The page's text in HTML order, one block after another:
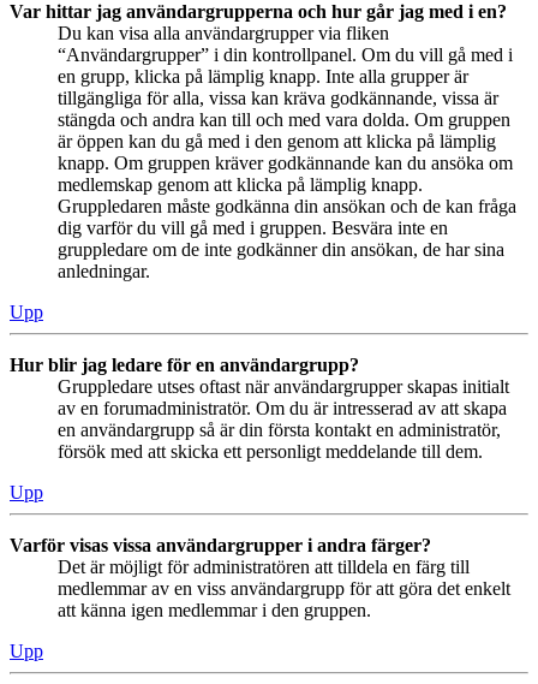
Var hittar jag användargrupperna och hur går jag med i en?
Du kan visa alla användargrupper via fliken
“Användargrupper” i din kontrollpanel. Om du vill gå med i
en grupp, klicka på lämplig knapp. Inte alla grupper är
tillgängliga för alla, vissa kan kräva godkännande, vissa är
stängda och andra kan till och med vara dolda. Om gruppen
är öppen kan du gå med i den genom att klicka på lämplig
knapp. Om gruppen kräver godkännande kan du ansöka om
medlemskap genom att klicka på lämplig knapp.
Gruppledaren måste godkänna din ansökan och de kan fråga
dig varför du vill gå med i gruppen. Besvära inte en
gruppledare om de inte godkänner din ansökan, de har sina
anledningar.
Upp
Hur blir jag ledare för en användargrupp?
Gruppledare utses oftast när användargrupper skapas initialt
av en forumadministratör. Om du är intresserad av att skapa
en användargrupp så är din första kontakt en administratör,
försök med att skicka ett personligt meddelande till dem.
Upp
Varför visas vissa användargrupper i andra färger?
Det är möjligt för administratören att tilldela en färg till
medlemmar av en viss användargrupp för att göra det enkelt
att känna igen medlemmar i den gruppen.
Upp